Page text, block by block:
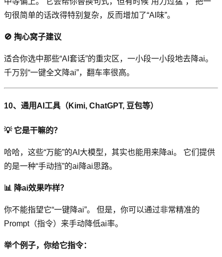
句很简单的话改得特别复杂，反而增加了“AI味”。
🚫 掏心窝子建议
适合你选中那些“AI套话”的重灾区，一小段一小段地去降ai。
千万别“一键全文降ai”，翻车率很高。
10、通用AI工具（Kimi, ChatGPT, 豆包等）
💡 它是干嘛的？
哈哈，这些“万能”的AI大模型，其实也能用来降ai。 它们提供
的是一种“手动挡”的ai降ai思路。
📊 降ai效果咋样？
你不能指望它“一键降ai”。 但是，你可以通过非常精准的
Prompt（指令）来手动降低ai率。
举个例子，你给它指令：